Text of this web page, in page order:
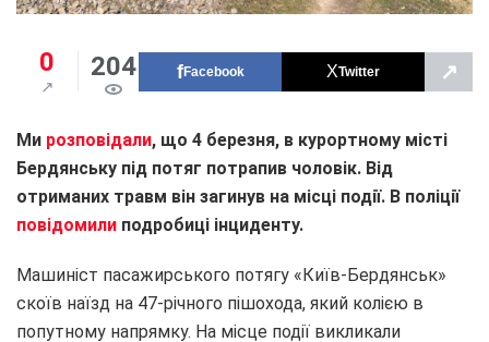
0 204 Facebook Twitter ↗
Ми розповідали, що 4 березня, в курортному місті
Бердянську під потяг потрапив чоловік. Від
отриманих травм він загинув на місці події. В поліції
повідомили подробиці інциденту.
Машиніст пасажирського потягу «Київ-Бердянськ»
скоїв наїзд на 47-річного пішохода, який колією в
попутному напрямку. На місце події викликали